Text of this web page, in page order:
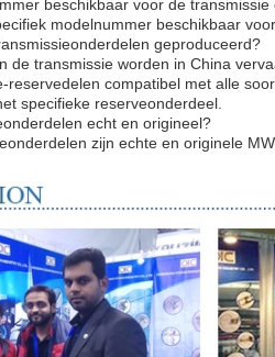
beschikbaar voor de transmissie
modelnummer beschikbaar
geproduceerd?
de transmissie worden in China
reservedelen compatibel met alle
specifieke reserveonderdeel.
echt en origineel?
zijn echte en originele